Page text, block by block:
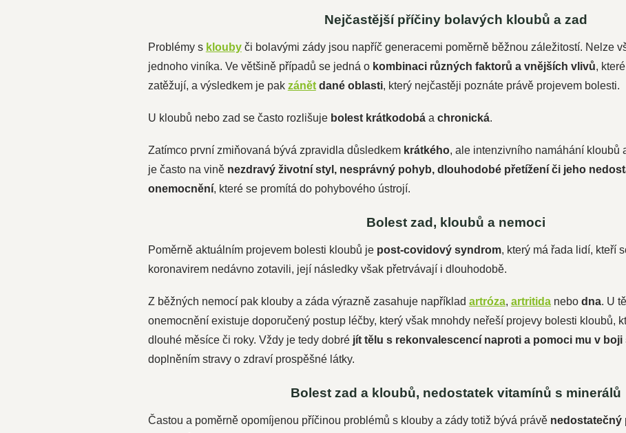
Nejčastější příčiny bolavých kloubů a zad
Problémy s kloubyči bolavými zády jsou napříč generacemi poměrně běžnou záležitostí. Nelze
jednoho viníka. Ve většině případů se jedná o kombinaci různých faktorů a vnějších vlivů,
zatěžují, a výsledkem je pak zánětdané oblasti, který nejčastěji poznáte právě projevem bolesti.
U kloubů nebo zad se často rozlišuje bolest krátkodobáa chronická.
Zatímco první zmiňovaná bývá zpravidla důsledkem krátkého, ale intenzivního namáhání kloubů
je často na vině nezdravý životní styl, nesprávný pohyb, dlouhodobé přetížení či jeho
onemocnění, které se promítá do pohybového ústrojí.
Bolest zad, kloubů a nemoci
Poměrně aktuálním projevem bolesti kloubů je post-covidový syndrom, který má řada lidí, kteří
koronavirem nedávno zotavili, její následky však přetrvávají i dlouhodobě.
Z běžných nemocí pak klouby a záda výrazně zasahuje například artróza, artritidanebo dna. U
onemocnění existuje doporučený postup léčby, který však mnohdy neřeší projevy bolesti kloubů,
dlouhé měsíce či roky. Vždy je tedy dobré jít tělu s rekonvalescencí naproti a pomoci mu v boji
doplněním stravy o zdraví prospěšné látky.
Bolest zad a kloubů, nedostatek vitamínů s minerálů
Častou a poměrně opomíjenou příčinou problémů s klouby a zády totiž bývá právě nedostatečný